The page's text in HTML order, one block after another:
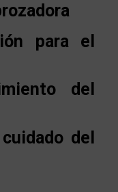
para el
del
del